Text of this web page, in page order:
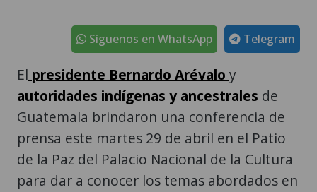
Telegram
Síguenos en WhatsApp
El presidente Bernardo Arévalo y
autoridades indígenas y ancestrales de
Guatemala brindaron una conferencia de
prensa este martes 29 de abril en el Patio
de la Paz del Palacio Nacional de la Cultura
para dar a conocer los temas abordados en